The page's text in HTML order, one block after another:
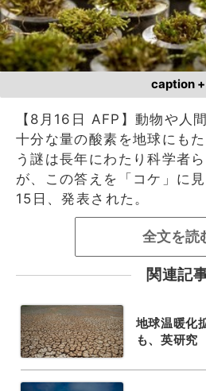
caption +
【8月16日 AFP】動物や人
十分な量の酸素を地球にも
う謎は長年にわたり科学者
が、この答えを「コケ」に
15日、発表された。
全文を読
関連記
地球温暖化
も、英研究